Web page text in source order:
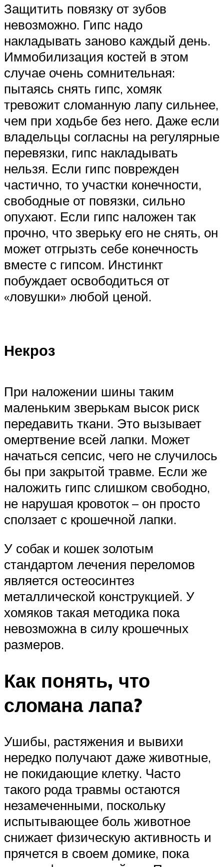
Защитить повязку от зубов
невозможно. Гипс надо
накладывать заново каждый день.
Иммобилизация костей в этом
случае очень сомнительная:
пытаясь снять гипс, хомяк
тревожит сломанную лапу сильнее,
чем при ходьбе без него. Даже если
владельцы согласны на регулярные
перевязки, гипс накладывать
нельзя. Если гипс поврежден
частично, то участки конечности,
свободные от повязки, сильно
опухают. Если гипс наложен так
прочно, что зверьку его не снять, он
может отгрызть себе конечность
вместе с гипсом. Инстинкт
побуждает освободиться от
«ловушки» любой ценой.
Некроз
При наложении шины таким
маленьким зверькам высок риск
передавить ткани. Это вызывает
омертвение всей лапки. Может
начаться сепсис, чего не случилось
бы при закрытой травме. Если же
наложить гипс слишком свободно,
не нарушая кровоток – он просто
сползает с крошечной лапки.
У собак и кошек золотым
стандартом лечения переломов
является остеосинтез
металлической конструкцией. У
хомяков такая методика пока
невозможна в силу крошечных
размеров.
Как понять, что
сломана лапа?
Ушибы, растяжения и вывихи
нередко получают даже животные,
не покидающие клетку. Часто
такого рода травмы остаются
незамеченными, поскольку
испытывающее боль животное
снижает физическую активность и
прячется в своем домике, пока